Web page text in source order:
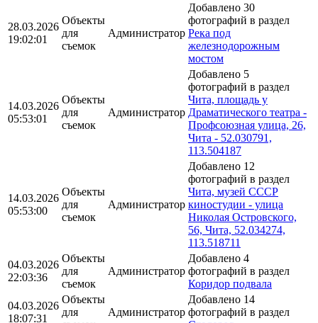
28.03.2026
19:02:01
Объекты
для
съемок
Администратор
Добавлено 30
фотографий в раздел
Река под
железнодорожным
мостом
14.03.2026
05:53:01
Объекты
для
съемок
Администратор
Добавлено 5
фотографий в раздел
Чита, площадь у
Драматического театра -
Профсоюзная улица, 26,
Чита - 52.030791,
113.504187
14.03.2026
05:53:00
Объекты
для
съемок
Администратор
Добавлено 12
фотографий в раздел
Чита, музей СССР
киностудии - улица
Николая Островского,
56, Чита, 52.034274,
113.518711
04.03.2026
22:03:36
Объекты
для
съемок
Администратор
Добавлено 4
фотографий в раздел
Коридор подвала
04.03.2026
18:07:31
Объекты
для
Администратор
Добавлено 14
фотографий в раздел